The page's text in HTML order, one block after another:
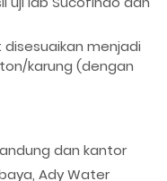
menjadi
karung (dengan
dan kantor
Ady Water